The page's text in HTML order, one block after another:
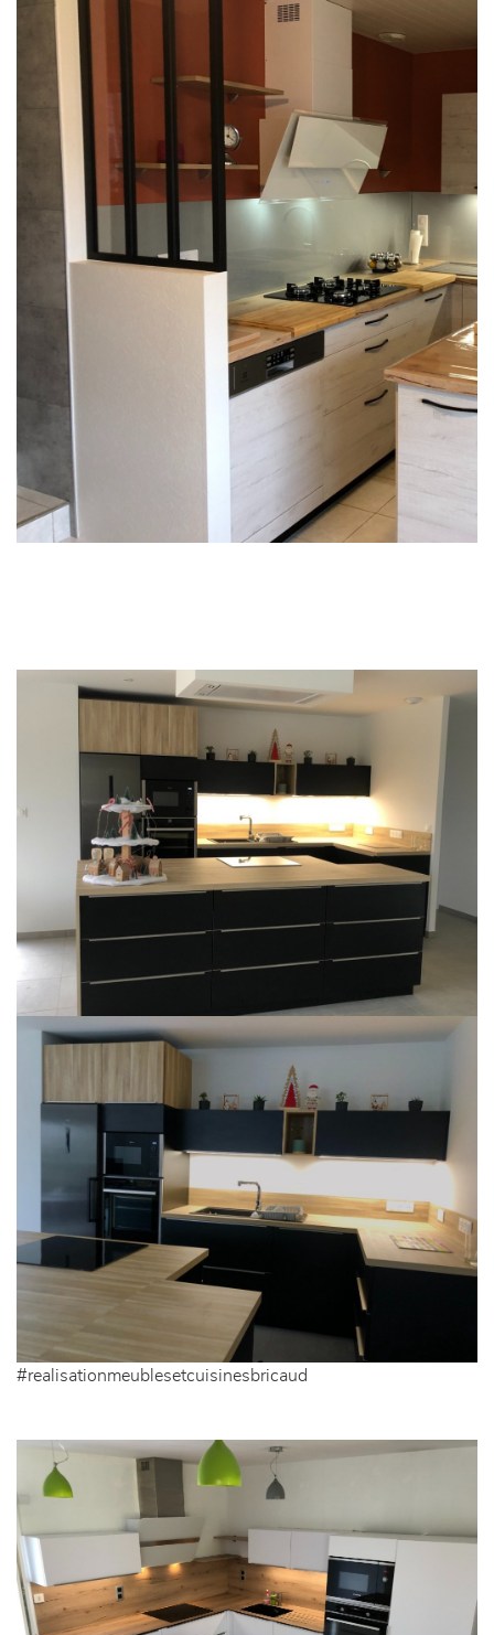
#realisationmeublesetcuisinesbricaud